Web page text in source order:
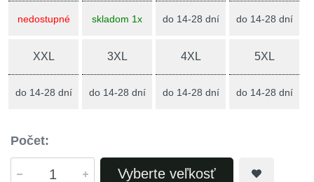
nedostupné skladom 1x do 14-28 dní do 14-28 dní
XXL
do 14-28 dní
3XL
do 14-28 dní
4XL
do 14-28 dní
5XL
do 14-28 dní
Počet:
Vyberte veľkosť